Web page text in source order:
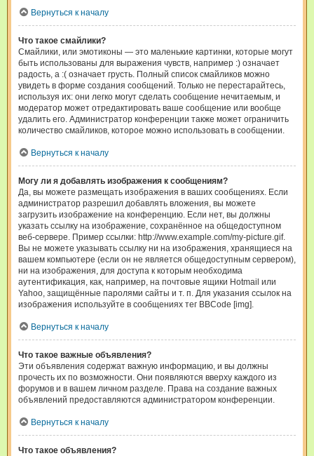
Вернуться к началу
Что такое смайлики?
Смайлики, или эмотиконы — это маленькие картинки, которые могут
быть использованы для выражения чувств, например :) означает
радость, а :( означает грусть. Полный список смайликов можно
увидеть в форме создания сообщений. Только не перестарайтесь,
используя их: они легко могут сделать сообщение нечитаемым, и
модератор может отредактировать ваше сообщение или вообще
удалить его. Администратор конференции также может ограничить
количество смайликов, которое можно использовать в сообщении.
Вернуться к началу
Могу ли я добавлять изображения к сообщениям?
Да, вы можете размещать изображения в ваших сообщениях. Если
администратор разрешил добавлять вложения, вы можете
загрузить изображение на конференцию. Если нет, вы должны
указать ссылку на изображение, сохранённое на общедоступном
веб-сервере. Пример ссылки: http://www.example.com/my-picture.gif.
Вы не можете указывать ссылку ни на изображения, хранящиеся на
вашем компьютере (если он не является общедоступным сервером),
ни на изображения, для доступа к которым необходима
аутентификация, как, например, на почтовые ящики Hotmail или
Yahoo, защищённые паролями сайты и т. п. Для указания ссылок на
изображения используйте в сообщениях тег BBCode [img].
Вернуться к началу
Что такое важные объявления?
Эти объявления содержат важную информацию, и вы должны
прочесть их по возможности. Они появляются вверху каждого из
форумов и в вашем личном разделе. Права на создание важных
объявлений предоставляются администратором конференции.
Вернуться к началу
Что такое объявления?